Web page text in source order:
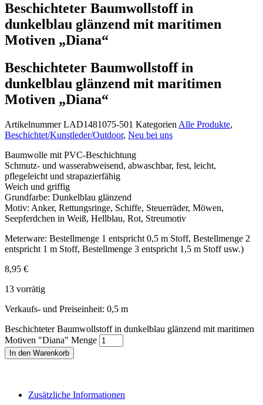
Beschichteter Baumwollstoff in
dunkelblau glänzend mit maritimen
Motiven „Diana“
Beschichteter Baumwollstoff in
dunkelblau glänzend mit maritimen
Motiven „Diana“
ArtikelnummerLAD1481075-501 Kategorien Alle Produkte,
Beschichtet/Kunstleder/Outdoor, Neu bei uns
Baumwolle mit PVC-Beschichtung
Schmutz- und wasserabweisend, abwaschbar, fest, leicht,
pflegeleicht und strapazierfähig
Weich und griffig
Grundfarbe: Dunkelblau glänzend
Motiv: Anker, Rettungsringe, Schiffe, Steuerräder, Möwen,
Seepferdchen in Weiß, Hellblau, Rot, Streumotiv
Meterware: Bestellmenge 1 entspricht 0,5 m Stoff, Bestellmenge 2
entspricht 1 m Stoff, Bestellmenge 3 entspricht 1,5 m Stoff usw.)
8,95 €
13 vorrätig
Verkaufs- und Preiseinheit: 0,5 m
Beschichteter Baumwollstoff in dunkelblau glänzend mit maritimen
Motiven "Diana" Menge
In den Warenkorb
Zusätzliche Informationen